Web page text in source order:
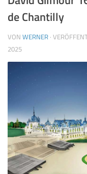
de Chantilly
VON WERNER ·
2025